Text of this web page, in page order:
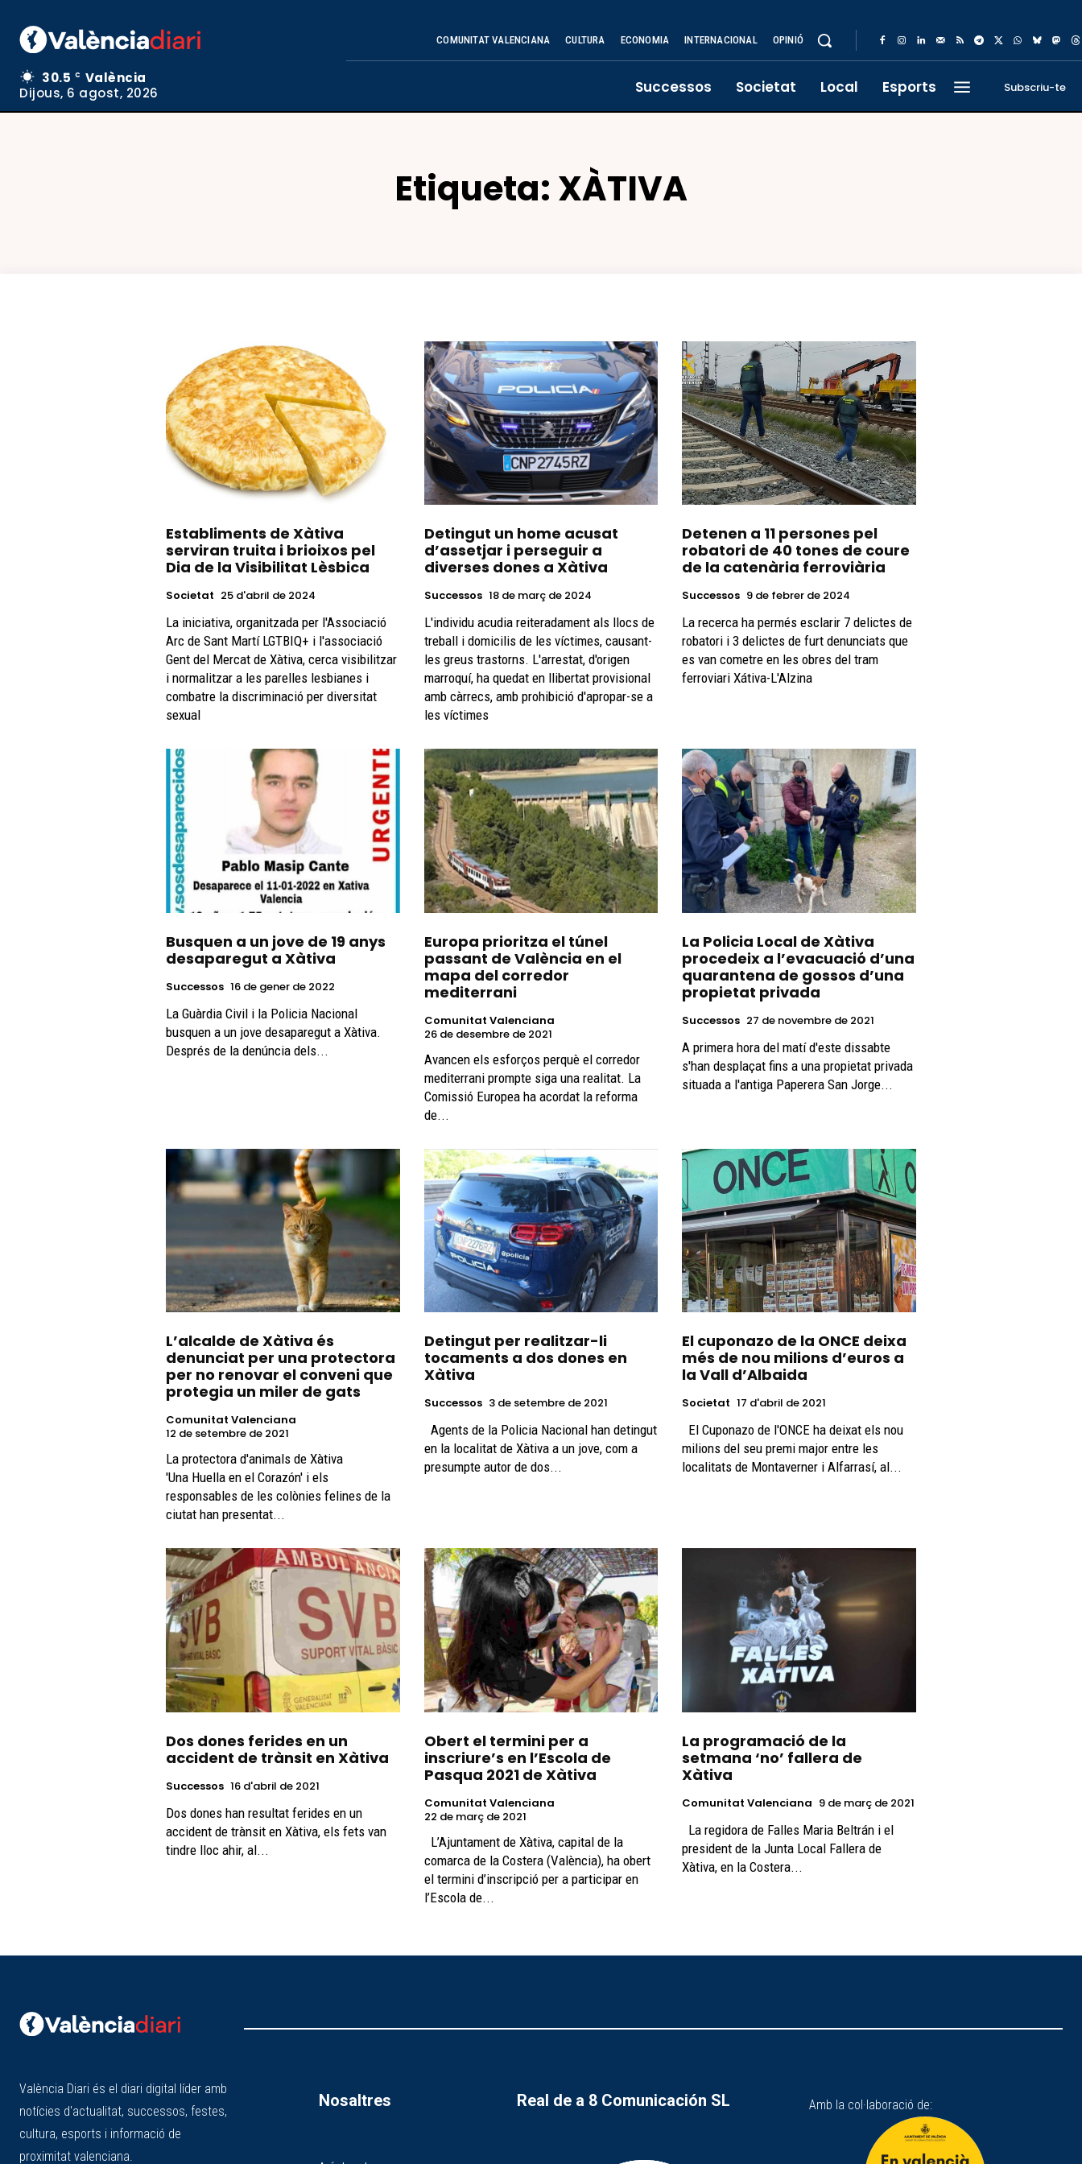
30.5 C
València
Dijous, 6 agost, 2026
COMUNITAT VALENCIANA CULTURA ECONOMIA INTERNACIONAL OPINIÓ
Successos Societat Local Esports Subscriu-te
Etiqueta: XÀTIVA
Establiments de Xàtiva
serviran truita i brioixos pel
Dia de la Visibilitat Lèsbica
Societat 25 d'abril de 2024
La iniciativa, organitzada per l'Associació
Arc de Sant Martí LGTBIQ+ i l'associació
Gent del Mercat de Xàtiva, cerca visibilitzar
i normalitzar a les parelles lesbianes i
combatre la discriminació per diversitat
sexual
Detingut un home acusat
d’assetjar i perseguir a
diverses dones a Xàtiva
Successos 18 de març de 2024
L'individu acudia reiteradament als llocs de
treball i domicilis de les víctimes, causant-
les greus trastorns. L'arrestat, d'origen
marroquí, ha quedat en llibertat provisional
amb càrrecs, amb prohibició d'apropar-se a
les víctimes
Detenen a 11 persones pel
robatori de 40 tones de coure
de la catenària ferroviària
Successos 9 de febrer de 2024
La recerca ha permés esclarir 7 delictes de
robatori i 3 delictes de furt denunciats que
es van cometre en les obres del tram
ferroviari Xátiva-L'Alzina
Busquen a un jove de 19 anys
desaparegut a Xàtiva
Successos 16 de gener de 2022
La Guàrdia Civil i la Policia Nacional
busquen a un jove desaparegut a Xàtiva.
Després de la denúncia dels...
Europa prioritza el túnel
passant de València en el
mapa del corredor
mediterrani
Comunitat Valenciana
26 de desembre de 2021
Avancen els esforços perquè el corredor
mediterrani prompte siga una realitat. La
Comissió Europea ha acordat la reforma
de...
La Policia Local de Xàtiva
procedeix a l’evacuació d’una
quarantena de gossos d’una
propietat privada
Successos 27 de novembre de 2021
A primera hora del matí d'este dissabte
s'han desplaçat fins a una propietat privada
situada a l'antiga Paperera San Jorge...
L’alcalde de Xàtiva és
denunciat per una protectora
per no renovar el conveni que
protegia un miler de gats
Comunitat Valenciana
12 de setembre de 2021
La protectora d'animals de Xàtiva
'Una Huella en el Corazón' i els
responsables de les colònies felines de la
ciutat han presentat...
Detingut per realitzar-li
tocaments a dos dones en
Xàtiva
Successos 3 de setembre de 2021
en la localitat de Xàtiva a un jove, com a
presumpte autor de dos...
El cuponazo de la ONCE deixa
més de nou milions d’euros a
la Vall d’Albaida
Societat 17 d'abril de 2021
milions del seu premi major entre les
localitats de Montaverner i Alfarrasí, al...
Dos dones ferides en un
accident de trànsit en Xàtiva
Successos 16 d'abril de 2021
Dos dones han resultat ferides en un
accident de trànsit en Xàtiva, els fets van
tindre lloc ahir, al...
Obert el termini per a
inscriure’s en l’Escola de
Pasqua 2021 de Xàtiva
Comunitat Valenciana
22 de març de 2021
comarca de la Costera (València), ha obert
el termini d’inscripció per a participar en
l’Escola de...
La programació de la
setmana ‘no’ fallera de
Xàtiva
Comunitat Valenciana 9 de març de 2021
president de la Junta Local Fallera de
Xàtiva, en la Costera...
València Diari és el diari digital líder amb
notícies d'actualitat, successos, festes,
cultura, esports i informació de
proximitat valenciana.
Nosaltres Real de a 8 Comunicación SL Amb la col·laboració de: